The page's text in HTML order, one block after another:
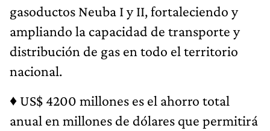
gasoductos Neuba I y II, fortaleciendo y
ampliando la capacidad de transporte y
distribución de gas en todo el territorio
nacional.
♦ US$ 4200 millones es el ahorro total
anual en millones de dólares que permitirá